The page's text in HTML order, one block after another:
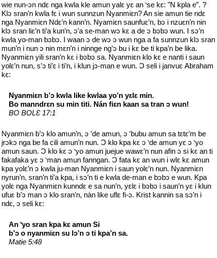
wie nun-ᴐn ndԑ nga kwla kle amun yalԑ yԑ an ‵se kԑ: "N kpla e”. ?
Klᴐ sran’n kwla fԑ i wun sunnzun Nyanmiԑn? An sie amun tie ndԑ
nga Nyanmiԑn Ndԑ’n kann’n. Nyamiԑn saunfuԑ’n, bᴐ i nzuԑn’n nin
klᴐ sran liԑ’n ti’a kun’n, ᴐ’a se-man wᴐ kԑ a de ᴐ bᴐbᴐ wun. I sᴐ’n
kwla yo-man bᴐbᴐ. I waan ᴐ de wᴐ ᴐ wun nga a fa sunnzun klᴐ sran
mun’n i nun ᴐ nin mԑn’n i ninnge ng’ᴐ bu i kԑ be ti kpa’n be lika.
Nyanmiԑn yili sran’n kԑ i bᴐbᴐ sa. Nyanmiԑn klo kԑ e nanti i saun
yolԑ’n nun, s’ᴐ ti’ԑ i ti’n, i klun jᴐ-man e wun. Ͻ seli i janvuԑ Abraham
kԑ:
Nyanmiԑn b’ᴐ kwla like kwlaa yo’n yԑlԑ min.
Bo manndrԑn su min titi. Nán fiԑn kaan sa tran ᴐ wun!
BO BOLƐ 17:1
Nyanmiԑn b’ᴐ klo amun’n, ᴐ ′de amun, ᴐ ′bubu amun sa tԑtԑ’m be
jrᴐkᴐ nga be fa cili amun’n nun. Ͻ klo kpa kԑ ᴐ ‵de amun yԑ ᴐ ‵yo
amun saun. Ͻ klo kԑ ᴐ ‵yo amun juejue wawԑ’n nun afin ᴐ si kԑ an ti
fakafaka yԑ ᴐ ‵man amun fanngan. Ͻ fata kԑ an wun i wlԑ kԑ amun
kpa yolԑ’n ᴐ kwla ju-man Nyanmiԑn i saun yolԑ’n nun. Nyanmiԑn
nyrun’n, sran’n ti’a kpa, i sᴐ’n ti e kwla de-man e bᴐbᴐ e wun. Kpa
yolԑ nga Nyanmiԑn kunndԑ e sa nun’n, yԑlԑ i bᴐbᴐ i saun’n yԑ i klun
ufuԑ b’ᴐ man ᴐ klo sran’n, nàn like uflԑ fi-ᴐ. Krist kannin sa sᴐ’n i
ndԑ, ᴐ seli kԑ:
An ‵yo sran kpa kԑ amun Si
b’ᴐ o nyanmiԑn su lᴐ’n ᴐ ti kpa’n sa.
Matie 5:48